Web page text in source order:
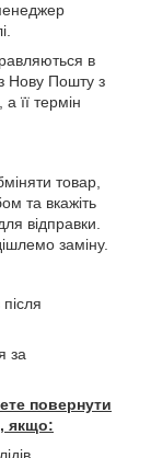
в
Нову Пошту з
її термін
товар,
та вкажіть
відправки.
заміну.
за
повернути
якщо: